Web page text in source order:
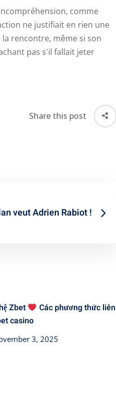
comme
ne justifiait en rien une
rencontre, même si son
pas s'il fallait jeter
Share this post
veut Adrien Rabiot !
Zbet
Các phương thức liên
casino
3, 2025